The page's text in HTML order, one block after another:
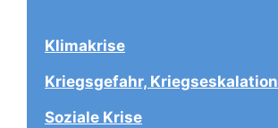
Klimakrise
Kriegsgefahr, Kriegseskalation
Soziale Krise